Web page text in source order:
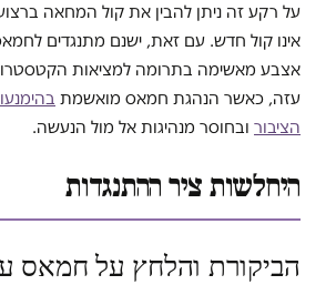
על רקע זה ניתן להבין את קול המחאה
אינו קול חדש. עם זאת, ישנם מתנגדים
אצבע מאשימה בתרומה למציאות
עזה, כאשר הנהגת חמאס מואשמת
הציבור ובחוסר מנהיגות אל מול הנעשה.
היחלשות ציר ההתנגדות
הביקורת והלחץ על חמאס